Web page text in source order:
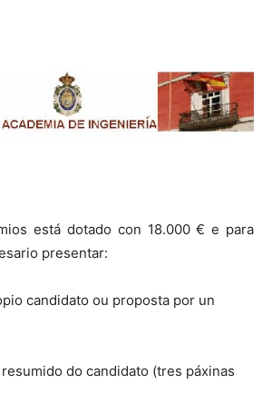
está dotado con 18.000 € e para
presentar:
candidato ou proposta por un
do candidato (tres páxinas